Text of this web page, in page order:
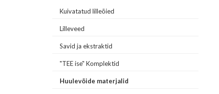
Kuivatatud lilleõied
Lilleveed
Savid ja ekstraktid
"TEE ise" Komplektid
Huulevõide materjalid